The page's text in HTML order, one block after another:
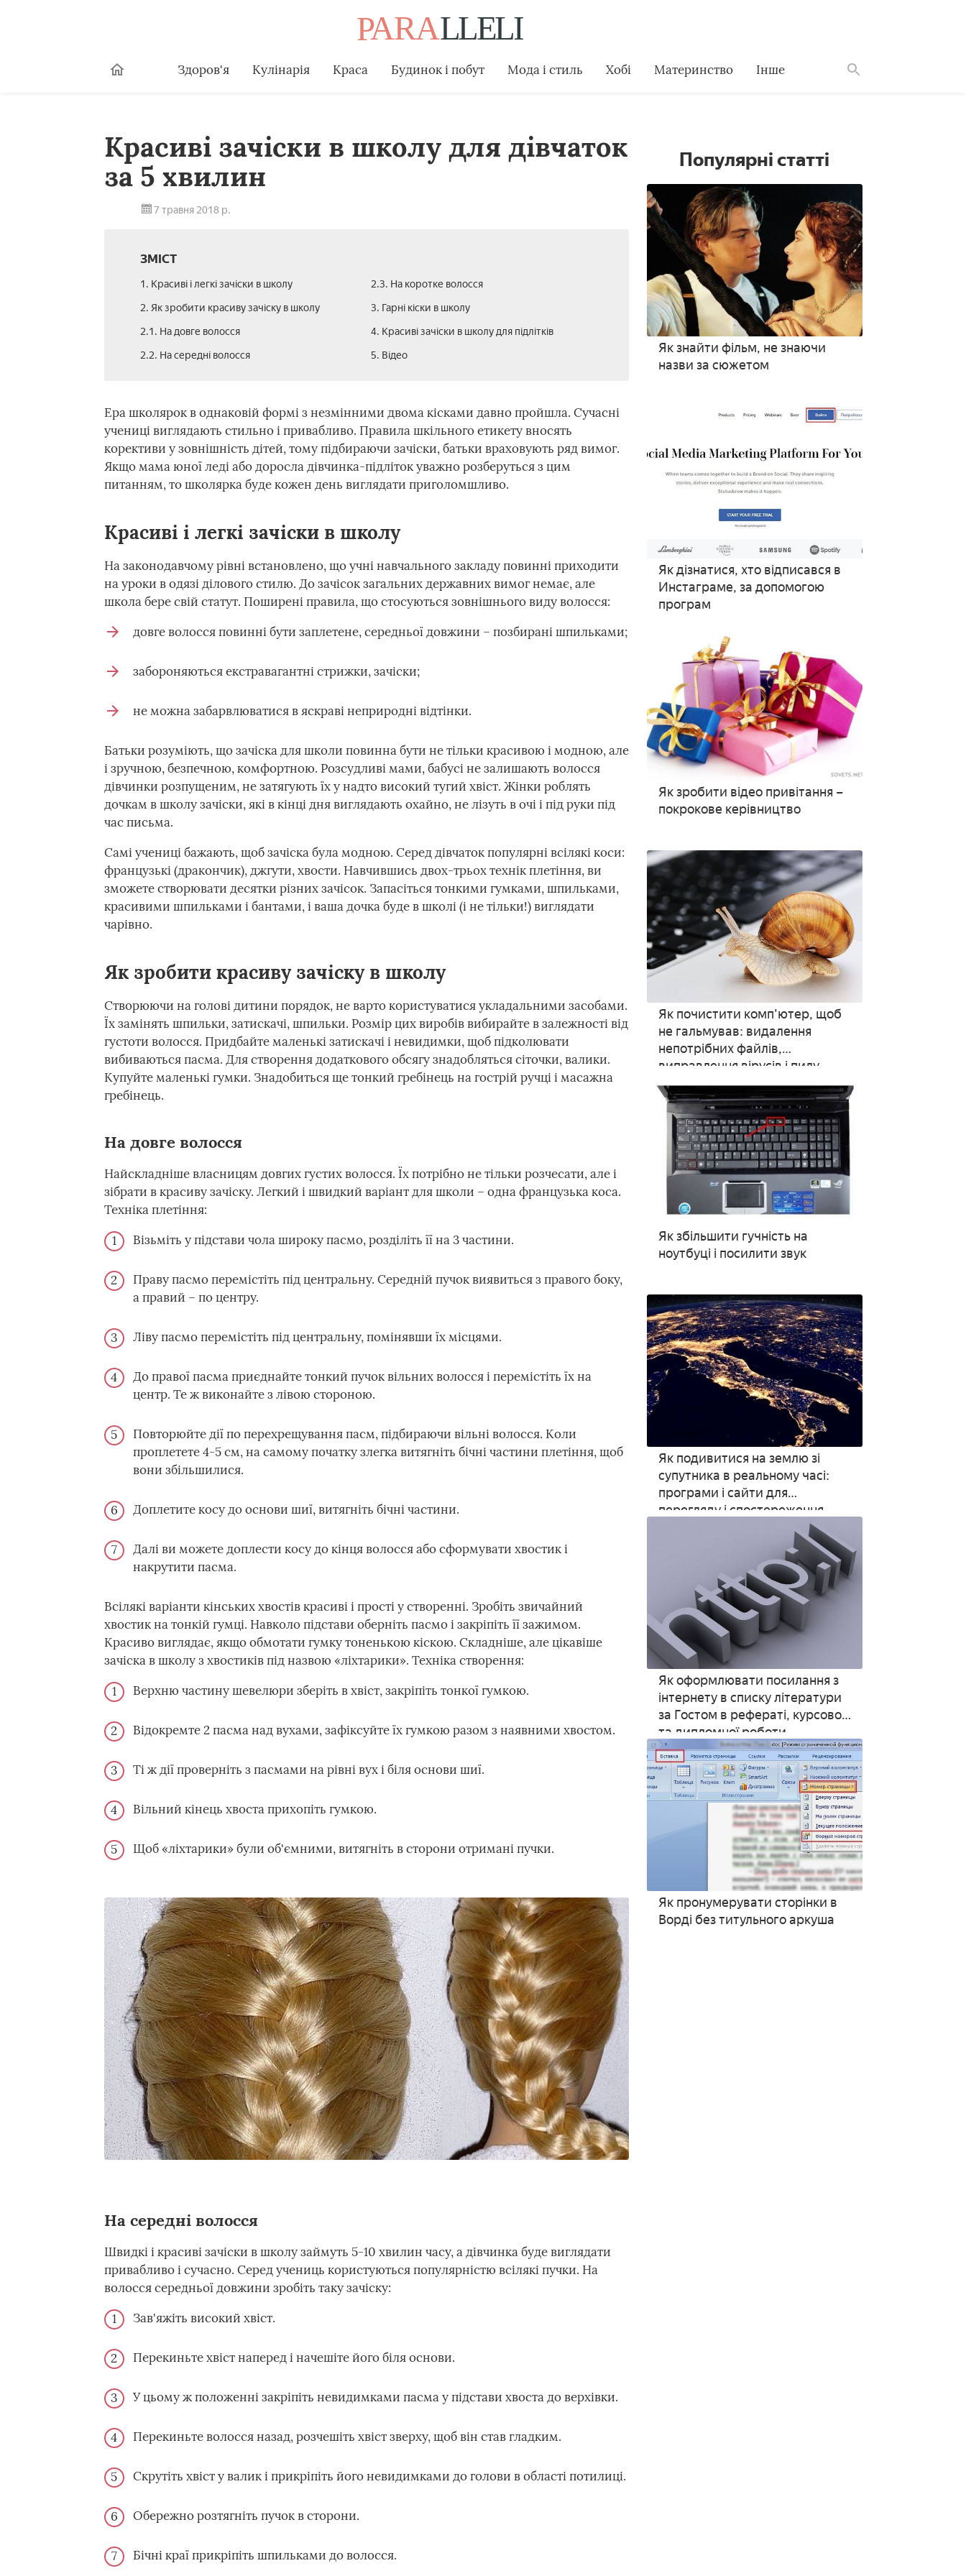
Здоров'я Кулінарія Краса Будинок і побут Мода і стиль Хобі Материнство Інше
Красиві зачіски в школу для дівчаток
за 5 хвилин
7 травня 2018 р.
ЗМІСТ
1. Красиві і легкі зачіски в школу
2. Як зробити красиву зачіску в школу
2.1. На довге волосся
2.2. На середні волосся
2.3. На коротке волосся
3. Гарні кіски в школу
4. Красиві зачіски в школу для підлітків
5. Відео
Ера школярок в однаковій формі з незмінними двома кісками давно пройшла. Сучасні
учениці виглядають стильно і привабливо. Правила шкільного етикету вносять
корективи у зовнішність дітей, тому підбираючи зачіски, батьки враховують ряд вимог.
Якщо мама юної леді або доросла дівчинка-підліток уважно розберуться з цим
питанням, то школярка буде кожен день виглядати приголомшливо.
Красиві і легкі зачіски в школу
На законодавчому рівні встановлено, що учні навчального закладу повинні приходити
на уроки в одязі ділового стилю. До зачісок загальних державних вимог немає, але
школа бере свій статут. Поширені правила, що стосуються зовнішнього виду волосся:
довге волосся повинні бути заплетене, середньої довжини – позбирані шпильками;
забороняються екстравагантні стрижки, зачіски;
не можна забарвлюватися в яскраві неприродні відтінки.
Батьки розуміють, що зачіска для школи повинна бути не тільки красивою і модною, але
і зручною, безпечною, комфортною. Розсудливі мами, бабусі не залишають волосся
дівчинки розпущеним, не затягують їх у надто високий тугий хвіст. Жінки роблять
дочкам в школу зачіски, які в кінці дня виглядають охайно, не лізуть в очі і під руки під
час письма.
Самі учениці бажають, щоб зачіска була модною. Серед дівчаток популярні всілякі коси:
французькі (дракончик), джгути, хвости. Навчившись двох-трьох технік плетіння, ви
зможете створювати десятки різних зачісок. Запасіться тонкими гумками, шпильками,
красивими шпильками і бантами, і ваша дочка буде в школі (і не тільки!) виглядати
чарівно.
Як зробити красиву зачіску в школу
Створюючи на голові дитини порядок, не варто користуватися укладальними засобами.
Їх замінять шпильки, затискачі, шпильки. Розмір цих виробів вибирайте в залежності від
густоти волосся. Придбайте маленькі затискачі і невидимки, щоб підколювати
вибиваються пасма. Для створення додаткового обсягу знадобляться сіточки, валики.
Купуйте маленькі гумки. Знадобиться ще тонкий гребінець на гострій ручці і масажна
гребінець.
На довге волосся
Найскладніше власницям довгих густих волосся. Їх потрібно не тільки розчесати, але і
зібрати в красиву зачіску. Легкий і швидкий варіант для школи – одна французька коса.
Техніка плетіння:
Візьміть у підстави чола широку пасмо, розділіть її на 3 частини.
Праву пасмо перемістіть під центральну. Середній пучок виявиться з правого боку,
а правий – по центру.
Ліву пасмо перемістіть під центральну, помінявши їх місцями.
До правої пасма приєднайте тонкий пучок вільних волосся і перемістіть їх на
центр. Те ж виконайте з лівою стороною.
Повторюйте дії по перехрещування пасм, підбираючи вільні волосся. Коли
проплетете 4-5 см, на самому початку злегка витягніть бічні частини плетіння, щоб
вони збільшилися.
Доплетите косу до основи шиї, витягніть бічні частини.
Далі ви можете доплести косу до кінця волосся або сформувати хвостик і
накрутити пасма.
Всілякі варіанти кінських хвостів красиві і прості у створенні. Зробіть звичайний
хвостик на тонкій гумці. Навколо підстави оберніть пасмо і закріпіть її зажимом.
Красиво виглядає, якщо обмотати гумку тоненькою кіскою. Складніше, але цікавіше
зачіска в школу з хвостиків під назвою «ліхтарики». Техніка створення:
Верхню частину шевелюри зберіть в хвіст, закріпіть тонкої гумкою.
Відокремте 2 пасма над вухами, зафіксуйте їх гумкою разом з наявними хвостом.
Ті ж дії проверніть з пасмами на рівні вух і біля основи шиї.
Вільний кінець хвоста прихопіть гумкою.
Щоб «ліхтарики» були об'ємними, витягніть в сторони отримані пучки.
На середні волосся
Швидкі і красиві зачіски в школу займуть 5-10 хвилин часу, а дівчинка буде виглядати
привабливо і сучасно. Серед учениць користуються популярністю всілякі пучки. На
волосся середньої довжини зробіть таку зачіску:
Зав'яжіть високий хвіст.
Перекиньте хвіст наперед і начешіте його біля основи.
У цьому ж положенні закріпіть невидимками пасма у підстави хвоста до верхівки.
Перекиньте волосся назад, розчешіть хвіст зверху, щоб він став гладким.
Скрутіть хвіст у валик і прикріпіть його невидимками до голови в області потилиці.
Обережно розтягніть пучок в сторони.
Бічні краї прикріпіть шпильками до волосся.
Популярні статті
Як знайти фільм, не знаючи
назви за сюжетом
Як дізнатися, хто відписався в
Инстаграме, за допомогою
програм
Як зробити відео привітання –
покрокове керівництво
Як почистити комп'ютер, щоб
не гальмував: видалення
непотрібних файлів,
виправлення вірусів і пилу
Як збільшити гучність на
ноутбуці і посилити звук
Як подивитися на землю зі
супутника в реальному часі:
програми і сайти для
перегляду і спостереження
прямої трансляції Землі
Як оформлювати посилання з
інтернету в списку літератури
за Гостом в рефераті, курсової
та дипломної роботи
Як пронумерувати сторінки в
Ворді без титульного аркуша